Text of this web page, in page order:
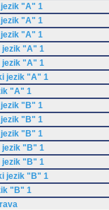
"A" 1
"A" 1
"A" 1
jezik "A" 1
jezik "A" 1
jezik "A" 1
"A" 1
"B" 1
"B" 1
"B" 1
jezik "B" 1
jezik "B" 1
jezik "B" 1
"B" 1